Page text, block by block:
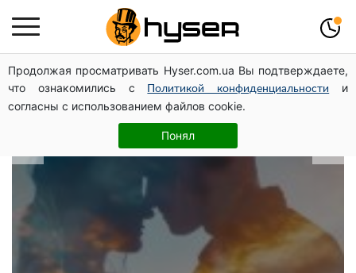
Продолжая просматривать Hyser.com.ua Вы подтверждаете,
что ознакомились с
Политикой конфиденциальности
и
согласны с использованием файлов cookie.
Понял
В які дати народжуються найвірніші
чоловіки: краще одразу перевірити,
щоб потім не страждати